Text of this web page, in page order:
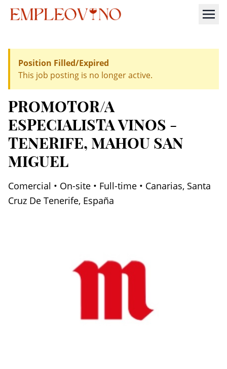
Position Filled/Expired
This job posting is no longer active.
PROMOTOR/A
ESPECIALISTA VINOS -
TENERIFE, MAHOU SAN
MIGUEL
Comercial • On-site • Full-time • Canarias, Santa
Cruz De Tenerife, España